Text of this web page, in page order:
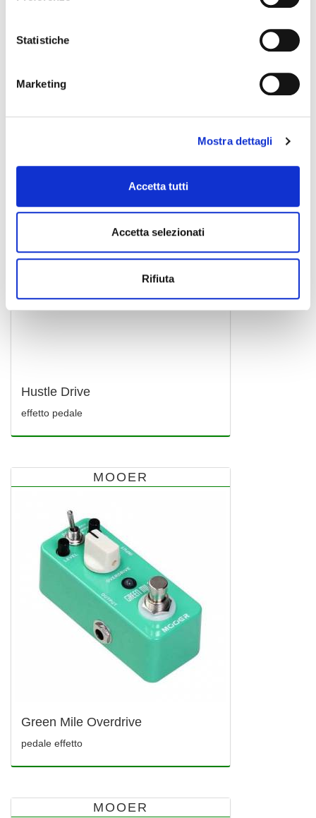
Statistiche
Marketing
Mostra dettagli
Accetta tutti
Accetta selezionati
Rifiuta
preamplificatore per chitarra
165,00 €
Hustle Drive
effetto pedale
MOOER
Green Mile Overdrive
pedale effetto
MOOER